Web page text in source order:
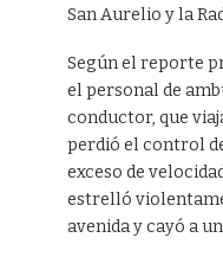
San Aurelio y la
Según el reporte
el personal de
conductor, que
perdió el control
exceso de
estrelló
avenida y cayó a